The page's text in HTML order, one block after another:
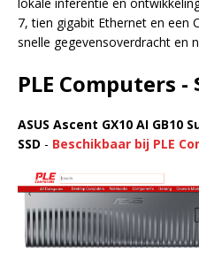
7, tien gigabit Ethernet en een
snelle gegevensoverdracht en
PLE Computers -
ASUS Ascent GX10 AI GB10
SSD - Beschikbaar bij PLE